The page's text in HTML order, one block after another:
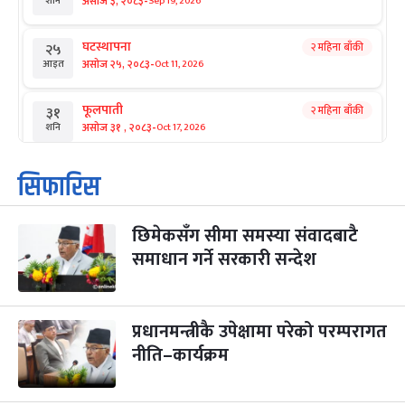
२५
आइत
घटस्थापना
असोज २५, २०८३-Oct 11, 2026
२ महिना बाँकी
३१
शनि
फूलपाती
असोज ३१ , २०८३-Oct 17, 2026
२ महिना बाँकी
१
आइत
कार्तिक सङ्क्रान्ति
कार्तिक १, २०८३
३
मंगल
महानवमी
कार्तिक ३, २०८३-Oct 20, 2026
२ महिना बाँकी
४
बुध कार्तिक ४, २०८३ Oct 21, 2026
५
बिहि
पापा‌ङ्कुशा एकादशी व्रत
कार्तिक ५, २०८३
सिफारिस
छिमेकसँग सीमा समस्या संवादबाटै
समाधान गर्ने सरकारी सन्देश
प्रधानमन्त्रीकै उपेक्षामा परेको परम्परागत
नीति–कार्यक्रम